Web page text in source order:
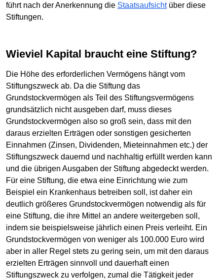
führt nach der Anerkennung die Staatsaufsichtüber diese
Stiftungen.
Wieviel Kapital braucht eine Stiftung?
Die Höhe des erforderlichen Vermögens hängt vom
Stiftungszweck ab. Da die Stiftung das
Grundstockvermögen als Teil des Stiftungsvermögens
grundsätzlich nicht ausgeben darf, muss dieses
Grundstockvermögen also so groß sein, dass mit den
daraus erzielten Erträgen oder sonstigen gesicherten
Einnahmen (Zinsen, Dividenden, Mieteinnahmen etc.) der
Stiftungszweck dauernd und nachhaltig erfüllt werden kann
und die übrigen Ausgaben der Stiftung abgedeckt werden.
Für eine Stiftung, die etwa eine Einrichtung wie zum
Beispiel ein Krankenhaus betreiben soll, ist daher ein
deutlich größeres Grundstockvermögen notwendig als für
eine Stiftung, die ihre Mittel an andere weitergeben soll,
indem sie beispielsweise jährlich einen Preis verleiht. Ein
Grundstockvermögen von weniger als 100.000 Euro wird
aber in aller Regel stets zu gering sein, um mit den daraus
erzielten Erträgen sinnvoll und dauerhaft einen
Stiftungszweck zu verfolgen, zumal die Tätigkeit jeder